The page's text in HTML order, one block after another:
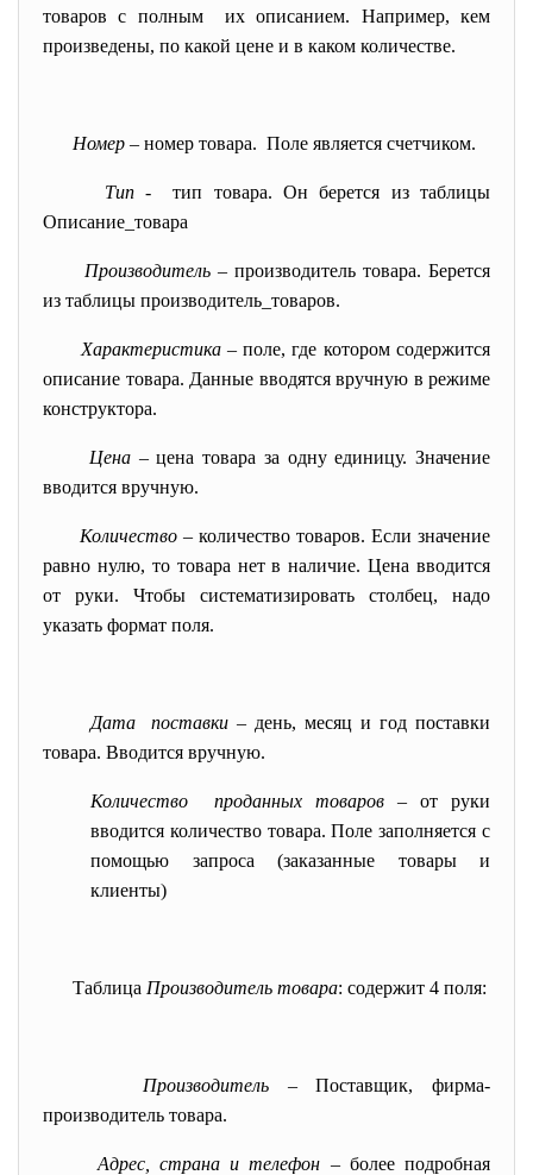
товаров с полным их описанием. Например, кем
произведены, по какой цене и в каком количестве.
Номер – номер товара. Поле является счетчиком.
Тип- тип товара. Он берется из таблицы
Описание_товара
Производитель – производитель товара. Берется
из таблицы производитель_товаров.
Характеристика– поле, где котором содержится
описание товара. Данные вводятся вручную в режиме
конструктора.
Цена– цена товара за одну единицу. Значение
вводится вручную.
Количество– количество товаров. Если значение
равно нулю, то товара нет в наличие. Цена вводится
от руки. Чтобы систематизировать столбец, надо
указать формат поля.
Дата поставки – день, месяц и год поставки
товара. Вводится вручную.
Количество проданных товаров – от руки
вводится количество товара. Поле заполняется с
помощью запроса (заказанные товары и
клиенты)
Таблица Производитель товара: содержит 4 поля:
Производитель– Поставщик, фирма-
производитель товара.
Адрес, страна и телефон – более подробная